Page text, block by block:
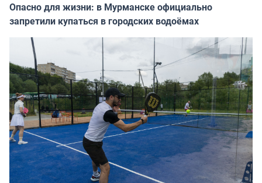
Опасно для жизни: в Мурманске официально
запретили купаться в городских водоёмах